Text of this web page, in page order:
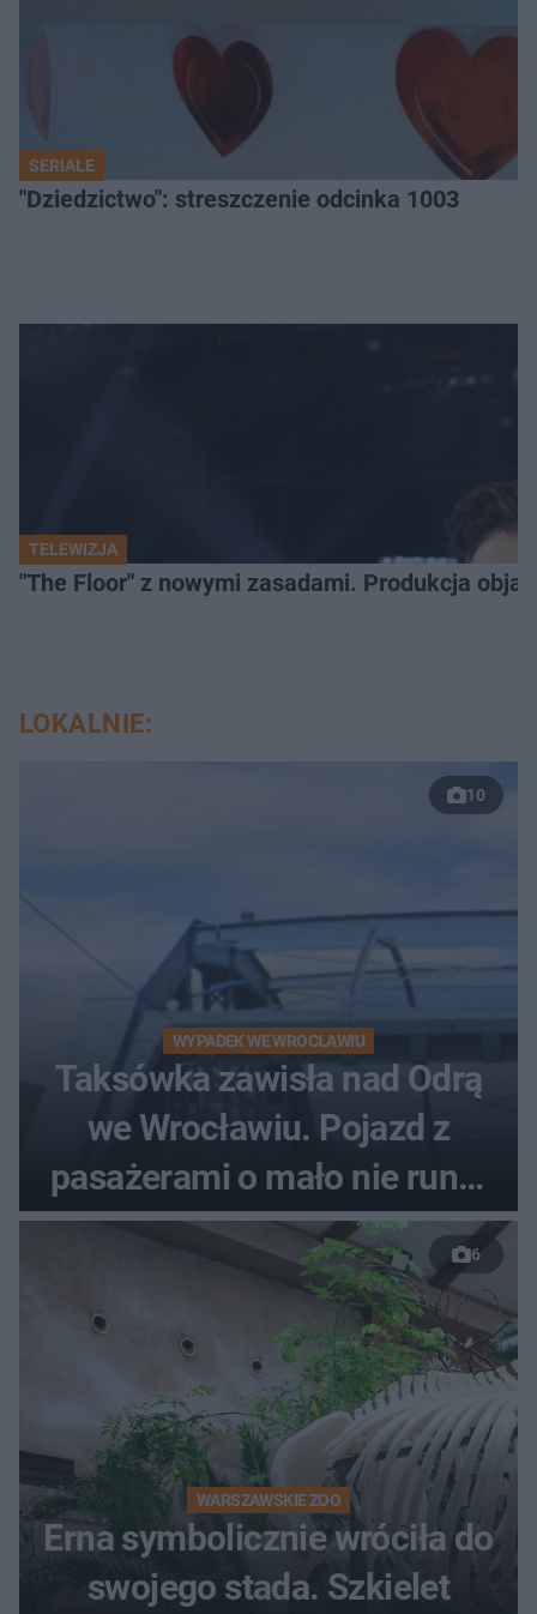
SERIALE
"Dziedzictwo": streszczenie odcinka 1003
TELEWIZJA
"The Floor" z nowymi zasadami. Produkcja
LOKALNIE:
10
WYPADEK WE WROCŁAWIU
Taksówka zawisła nad Odrą
we Wrocławiu. Pojazd z
pasażerami o mało nie runął
do rzeki
6
WARSZAWSKIE ZOO
Erna symbolicznie wróciła do
swojego stada. Szkielet